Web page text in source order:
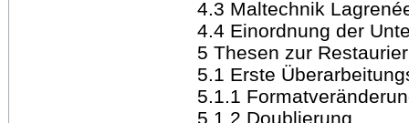
4.3 Maltechnik
4.4 Einordnung der
5 Thesen zur
5.1 Erste
5.1.1
5.1.2